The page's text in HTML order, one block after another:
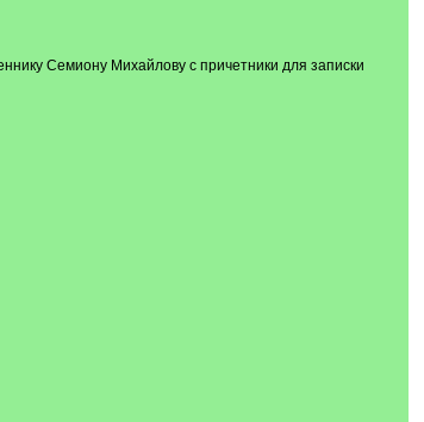
Семиону Михайлову с причетники для записки